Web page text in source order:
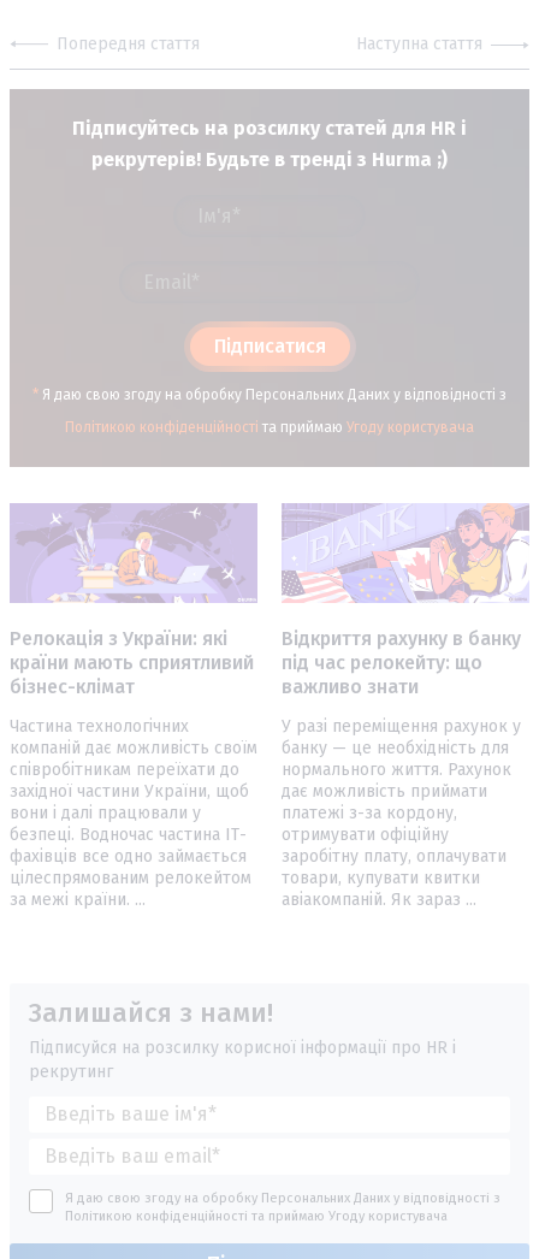
Попередня стаття Наступна стаття
Підписуйтесь на розсилку статей для HR і
рекрутерів! Будьте в тренді з Hurma ;)
Підписатися
* Я даю свою згоду на обробку Персональних Даних у відповідності з
Політикою конфіденційності та приймаю Угоду користувача
Релокація з України: які
країни мають сприятливий
бізнес-клімат
Частина технологічних
компаній дає можливість своїм
співробітникам переїхати до
західної частини України, щоб
вони і далі працювали у
безпеці. Водночас частина ІТ-
фахівців все одно займається
цілеспрямованим релокейтом
за межі країни. ...
Відкриття рахунку в банку
під час релокейту: що
важливо знати
У разі переміщення рахунок у
банку — це необхідність для
нормального життя. Рахунок
дає можливість приймати
платежі з-за кордону,
отримувати офіційну
заробітну плату, оплачувати
товари, купувати квитки
авіакомпаній. Як зараз ...
Залишайся з нами!
Підписуйся на розсилку корисної інформації про HR і
рекрутинг
Я даю свою згоду на обробку Персональних Даних у відповідності з
Політикою конфіденційності та приймаю Угоду користувача